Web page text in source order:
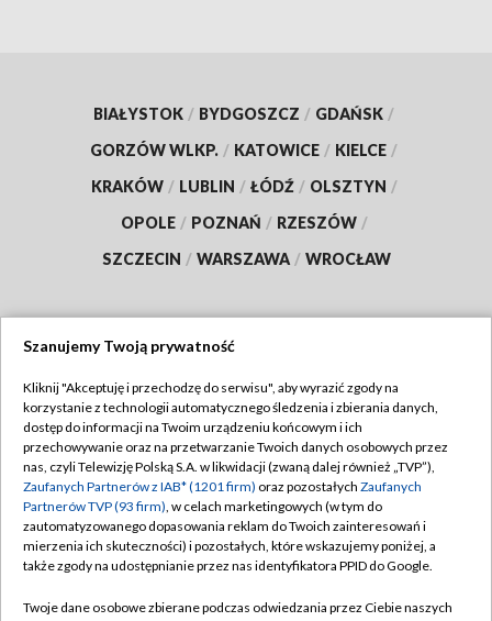
BIAŁYSTOK / BYDGOSZCZ / GDAŃSK /
GORZÓW WLKP. / KATOWICE / KIELCE /
KRAKÓW / LUBLIN / ŁÓDŹ / OLSZTYN /
OPOLE / POZNAŃ / RZESZÓW /
SZCZECIN / WARSZAWA / WROCŁAW
TVP
Abonament TVP
Emisja w TVP
Centrum informacji TVP
Naziemna Telewizja Cyfrowa
Regulamin TVP
Polityka prywatności
Moje zgody
Pomoc
Szanujemy Twoją prywatność
Kliknij "Akceptuję i przechodzę do serwisu", aby wyrazić zgody na
korzystanie z technologii automatycznego śledzenia i zbierania danych,
dostęp do informacji na Twoim urządzeniu końcowym i ich
przechowywanie oraz na przetwarzanie Twoich danych osobowych przez
nas, czyli Telewizję Polską S.A. w likwidacji (zwaną dalej również „TVP”),
Zaufanych Partnerów z IAB* (1201 firm) oraz pozostałych Zaufanych
Partnerów TVP (93 firm), w celach marketingowych (w tym do
zautomatyzowanego dopasowania reklam do Twoich zainteresowań i
mierzenia ich skuteczności) i pozostałych, które wskazujemy poniżej, a
także zgody na udostępnianie przez nas identyfikatora PPID do Google.
Twoje dane osobowe zbierane podczas odwiedzania przez Ciebie naszych